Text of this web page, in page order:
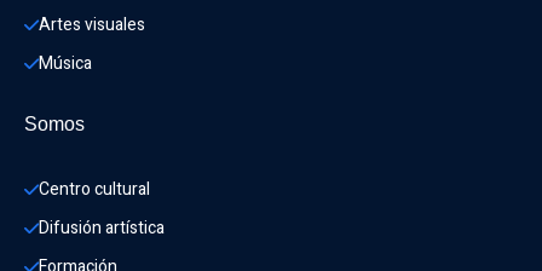
Artes visuales
Música
Somos
Centro cultural
Difusión artística